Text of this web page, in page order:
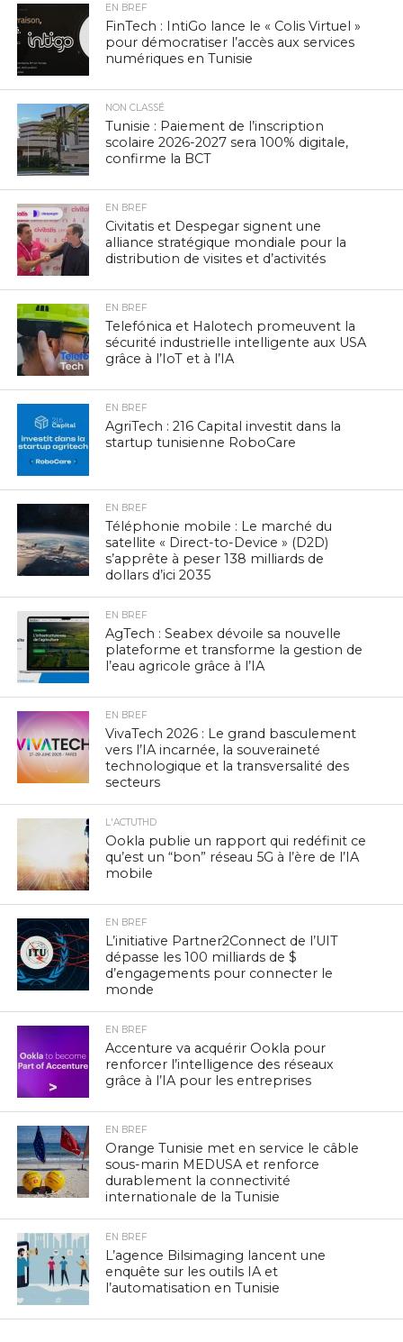
EN BREF
FinTech : IntiGo lance le « Colis Virtuel »
pour démocratiser l’accès aux services
numériques en Tunisie
NON CLASSÉ
Tunisie : Paiement de l’inscription
scolaire 2026-2027 sera 100% digitale,
confirme la BCT
EN BREF
Civitatis et Despegar signent une
alliance stratégique mondiale pour la
distribution de visites et d’activités
EN BREF
Telefónica et Halotech promeuvent la
sécurité industrielle intelligente aux USA
grâce à l’IoT et à l’IA
EN BREF
AgriTech : 216 Capital investit dans la
startup tunisienne RoboCare
EN BREF
Téléphonie mobile : Le marché du
satellite « Direct-to-Device » (D2D)
s’apprête à peser 138 milliards de
dollars d’ici 2035
EN BREF
AgTech : Seabex dévoile sa nouvelle
plateforme et transforme la gestion de
l’eau agricole grâce à l’IA
EN BREF
VivaTech 2026 : Le grand basculement
vers l’IA incarnée, la souveraineté
technologique et la transversalité des
secteurs
L'ACTUTHD
Ookla publie un rapport qui redéfinit ce
qu’est un “bon” réseau 5G à l’ère de l’IA
mobile
EN BREF
L’initiative Partner2Connect de l’UIT
dépasse les 100 milliards de $
d’engagements pour connecter le
monde
EN BREF
Accenture va acquérir Ookla pour
renforcer l’intelligence des réseaux
grâce à l’IA pour les entreprises
EN BREF
Orange Tunisie met en service le câble
sous-marin MEDUSA et renforce
durablement la connectivité
internationale de la Tunisie
EN BREF
L’agence Bilsimaging lancent une
enquête sur les outils IA et
l’automatisation en Tunisie